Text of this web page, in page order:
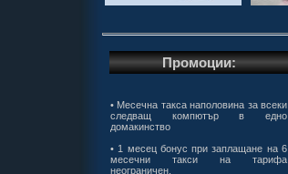
Промоции:
• Месечна такса наполовина за всеки
следващ компютър в едно
домакинство
• 1 месец бонус при заплащане на 6
месечни такси на тарифа
неограничен.